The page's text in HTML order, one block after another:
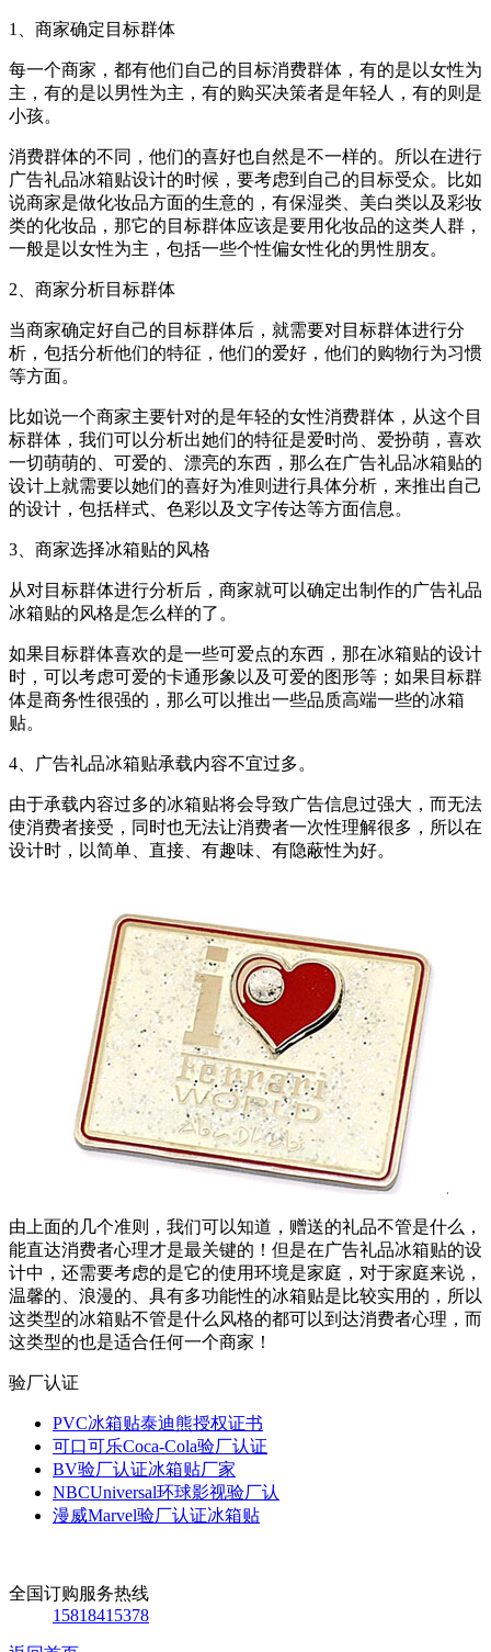
1、商家确定目标群体
每一个商家，都有他们自己的目标消费群体，有的是以女性为
主，有的是以男性为主，有的购买决策者是年轻人，有的则是
小孩。
消费群体的不同，他们的喜好也自然是不一样的。所以在进行
广告礼品冰箱贴设计的时候，要考虑到自己的目标受众。比如
说商家是做化妆品方面的生意的，有保湿类、美白类以及彩妆
类的化妆品，那它的目标群体应该是要用化妆品的这类人群，
一般是以女性为主，包括一些个性偏女性化的男性朋友。
2、商家分析目标群体
当商家确定好自己的目标群体后，就需要对目标群体进行分
析，包括分析他们的特征，他们的爱好，他们的购物行为习惯
等方面。
比如说一个商家主要针对的是年轻的女性消费群体，从这个目
标群体，我们可以分析出她们的特征是爱时尚、爱扮萌，喜欢
一切萌萌的、可爱的、漂亮的东西，那么在广告礼品冰箱贴的
设计上就需要以她们的喜好为准则进行具体分析，来推出自己
的设计，包括样式、色彩以及文字传达等方面信息。
3、商家选择冰箱贴的风格
从对目标群体进行分析后，商家就可以确定出制作的广告礼品
冰箱贴的风格是怎么样的了。
如果目标群体喜欢的是一些可爱点的东西，那在冰箱贴的设计
时，可以考虑可爱的卡通形象以及可爱的图形等；如果目标群
体是商务性很强的，那么可以推出一些品质高端一些的冰箱
贴。
4、广告礼品冰箱贴承载内容不宜过多。
由于承载内容过多的冰箱贴将会导致广告信息过强大，而无法
使消费者接受，同时也无法让消费者一次性理解很多，所以在
设计时，以简单、直接、有趣味、有隐蔽性为好。
由上面的几个准则，我们可以知道，赠送的礼品不管是什么，
能直达消费者心理才是最关键的！但是在广告礼品冰箱贴的设
计中，还需要考虑的是它的使用环境是家庭，对于家庭来说，
温馨的、浪漫的、具有多功能性的冰箱贴是比较实用的，所以
这类型的冰箱贴不管是什么风格的都可以到达消费者心理，而
这类型的也是适合任何一个商家！
验厂认证
PVC冰箱贴泰迪熊授权证书
可口可乐Coca-Cola验厂认证
BV验厂认证冰箱贴厂家
NBCUniversal环球影视验厂认
漫威Marvel验厂认证冰箱贴
全国订购服务热线
15818415378